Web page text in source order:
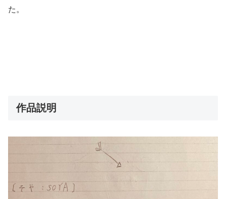
た。
作品説明